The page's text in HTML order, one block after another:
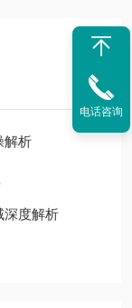
解析
深度解析
电话咨询